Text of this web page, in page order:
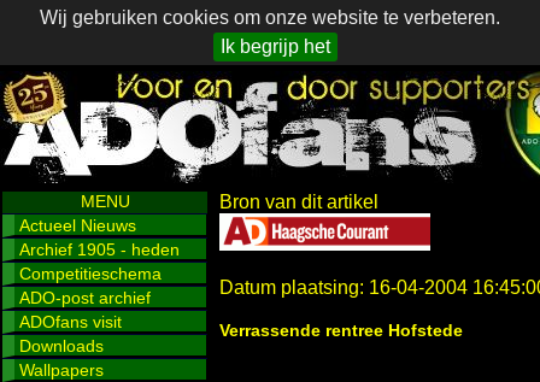
Wij gebruiken cookies om onze website te verbeteren.
Ik begrijp het
MENU
Actueel Nieuws
Archief 1905 - heden
Competitieschema
ADO-post archief
ADOfans visit
Downloads
Wallpapers
Bron van dit artikel
Datum plaatsing: 16-04-2004
Verrassende rentree Hofstede